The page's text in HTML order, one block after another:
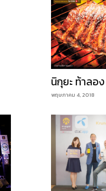
นิกุยะ ท้าลอง
พฤษภาคม 4, 2018